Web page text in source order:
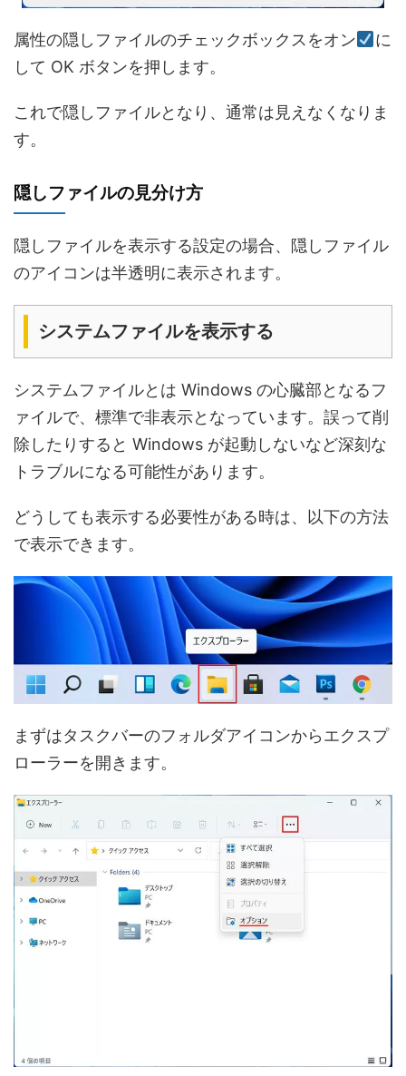
属性の隠しファイルのチェックボックスをオン
に
して OK ボタンを押します。
これで隠しファイルとなり、通常は見えなくなりま
す。
隠しファイルの見分け方
隠しファイルを表示する設定の場合、隠しファイル
のアイコンは半透明に表示されます。
システムファイルを表示する
システムファイルとは Windows の心臓部となるフ
ァイルで、標準で非表示となっています。誤って削
除したりすると Windows が起動しないなど深刻な
トラブルになる可能性があります。
どうしても表示する必要性がある時は、以下の方法
で表示できます。
まずはタスクバーのフォルダアイコンからエクスプ
ローラーを開きます。